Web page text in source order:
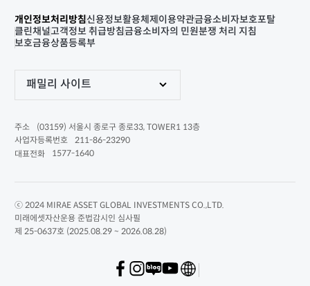
개인정보처리방침신용정보활용체제 이용약관금융소비자보호포탈
클린채널고객정보 취급방침금융소비자의 민원분쟁 처리 지침
보호금융상품등록부
패밀리 사이트
주소
(03159) 서울시 종로구 종로33, TOWER1 13층
사업자등록번호
211-86-23290
대표전화
1577-1640
ⓒ 2024 MIRAE ASSET GLOBAL INVESTMENTS CO.,LTD.
미래에셋자산운용 준법감시인 심사필
제 25-0637호 (2025.08.29 ~ 2026.08.28)